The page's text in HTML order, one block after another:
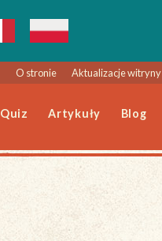
O stronie Aktualizacje witryny
Quiz Artykuły Blog